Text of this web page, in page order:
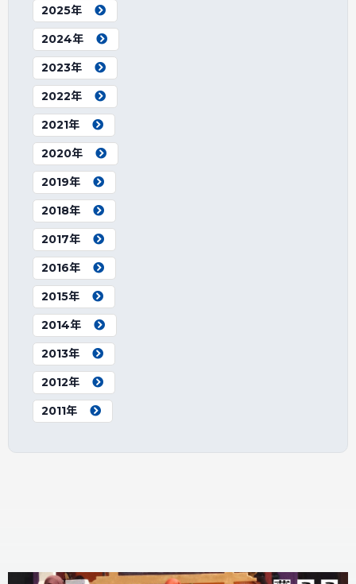
2025年
2024年
2023年
2022年
2021年
2020年
2019年
2018年
2017年
2016年
2015年
2014年
2013年
2012年
2011年